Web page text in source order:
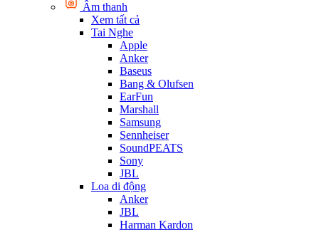
Âm thanh
Xem tất cả
Tai Nghe
Apple
Anker
Baseus
Bang & Olufsen
EarFun
Marshall
Samsung
Sennheiser
SoundPEATS
Sony
JBL
Loa di động
Anker
JBL
Harman Kardon